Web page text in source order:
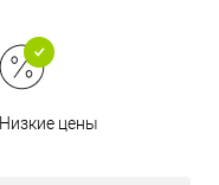
Низкие цены